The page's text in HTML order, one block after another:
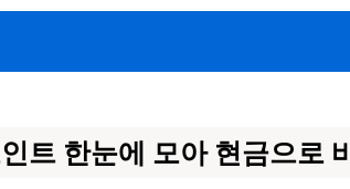
트 한눈에 모아 현금으로